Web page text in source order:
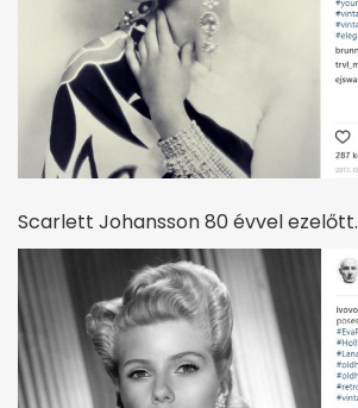
Scarlett Johansson 80 évvel ezelőtt.